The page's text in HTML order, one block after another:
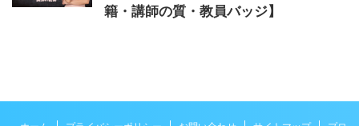
籍・講師の質・教員バッジ】